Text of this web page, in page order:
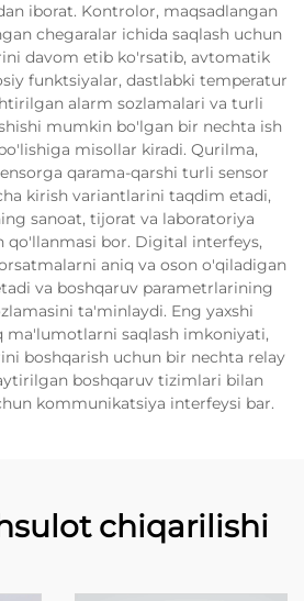
iborat. Kontrolor, maqsadlangan
chegaralar ichida saqlash uchun
davom etib ko'rsatib, avtomatik
funktsiyalar, dastlabki temperatur
alarm sozlamalari va turli
mumkin bo'lgan bir nechta ish
misollar kiradi. Qurilma,
qarama-qarshi turli sensor
kirish variantlarini taqdim etadi,
sanoat, tijorat va laboratoriya
qo'llanmasi bor. Digital interfeys,
aniq va oson o'qiladigan
va boshqaruv parametrlarining
ta'minlaydi. Eng yaxshi
ma'lumotlarni saqlash imkoniyati,
boshqarish uchun bir nechta relay
boshqaruv tizimlari bilan
kommunikatsiya interfeysi bar.
chiqarilishi